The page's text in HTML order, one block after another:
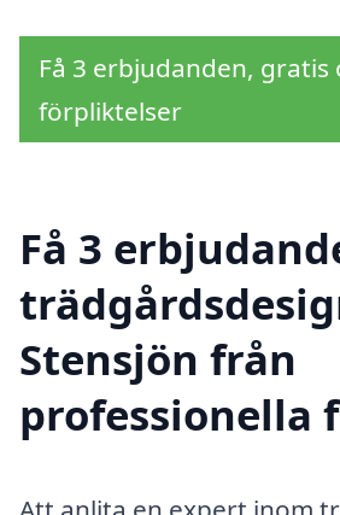
Få 3 erbjudanden, gratis
förpliktelser
Få 3
Stensjön från
professionella